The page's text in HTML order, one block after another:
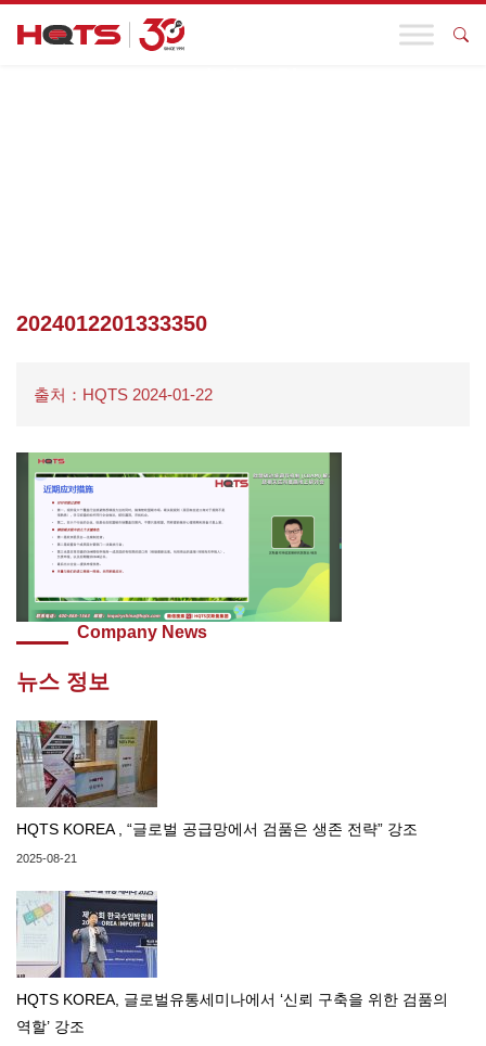
2024012201333350
출처：HQTS 2024-01-22
Company News
뉴스 정보
HQTS KOREA , “글로벌 공급망에서 검품은 생존 전략” 강조
2025-08-21
HQTS KOREA, 글로벌유통세미나에서 ‘신뢰 구축을 위한 검품의
역할’ 강조